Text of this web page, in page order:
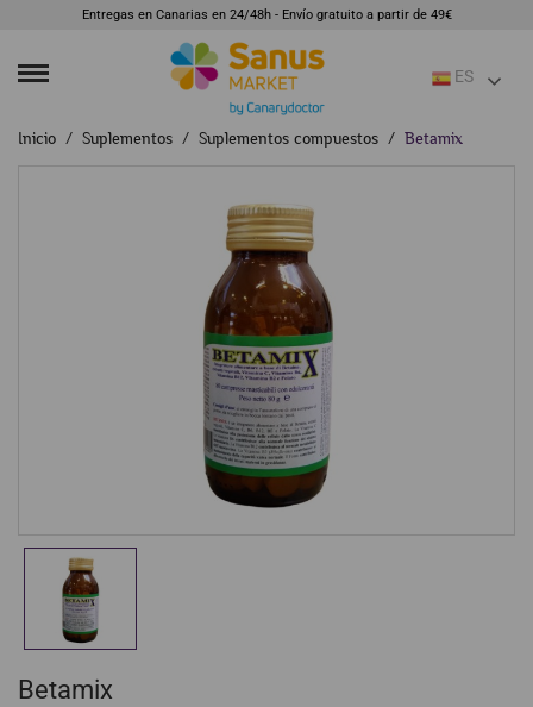
Entregas en Canarias en 24/48h - Envío gratuito a partir de 49€
ES
Inicio Suplementos Suplementos compuestos Betamix
Betamix